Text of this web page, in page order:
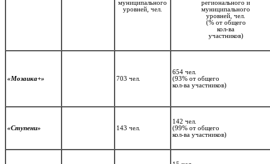
муниципального
уровней, чел.
регионального и
муниципального
уровней, чел.
(% от общего
кол-ва
участников)
«Мозаика+» 703 чел.
654 чел.
(93% от общего
кол-ва участников)
«Ступени» 143 чел.
142 чел.
(99% от общего
кол-ва участников)